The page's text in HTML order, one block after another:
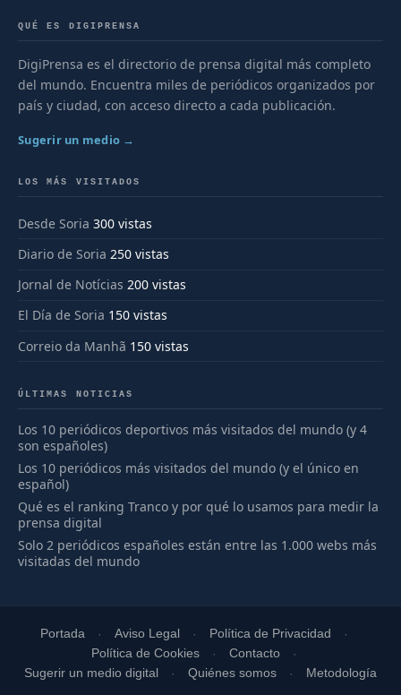
QUÉ ES DIGIPRENSA
DigiPrensa es el directorio de prensa digital más completo
del mundo. Encuentra miles de periódicos organizados por
país y ciudad, con acceso directo a cada publicación.
Sugerir un medio →
LOS MÁS VISITADOS
Desde Soria 300 vistas
Diario de Soria 250 vistas
Jornal de Notícias 200 vistas
El Día de Soria 150 vistas
Correio da Manhã 150 vistas
ÚLTIMAS NOTICIAS
Los 10 periódicos deportivos más visitados del mundo (y 4
son españoles)
Los 10 periódicos más visitados del mundo (y el único en
español)
Qué es el ranking Tranco y por qué lo usamos para medir la
prensa digital
Solo 2 periódicos españoles están entre las 1.000 webs más
visitadas del mundo
Portada Aviso Legal
Política de Privacidad
Política de Cookies
Contacto
Sugerir un medio digital
Quiénes somos Metodología